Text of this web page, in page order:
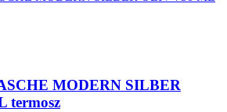
MODERN SILBER
termosz